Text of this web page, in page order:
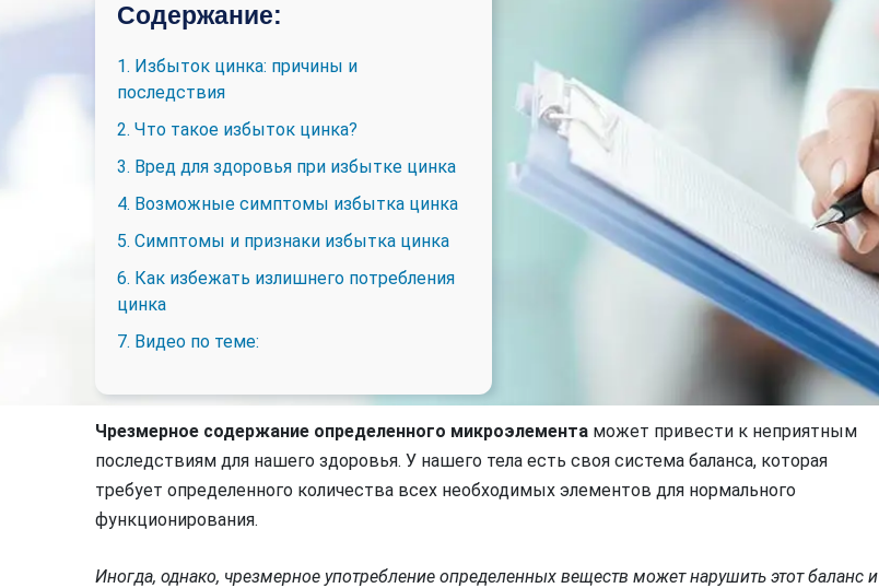
Содержание:
1. Избыток цинка: причины и
последствия
2. Что такое избыток цинка?
3. Вред для здоровья при избытке цинка
4. Возможные симптомы избытка цинка
5. Симптомы и признаки избытка цинка
6. Как избежать излишнего потребления
цинка
7. Видео по теме:
Чрезмерное содержание определенного микроэлемента может привести к неприятным
последствиям для нашего здоровья. У нашего тела есть своя система баланса, которая
требует определенного количества всех необходимых элементов для нормального
функционирования.
Иногда, однако, чрезмерное употребление определенных веществ может нарушить этот баланс и